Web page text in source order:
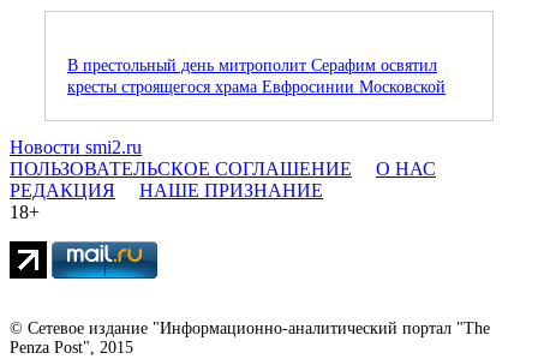
В престольный день митрополит Серафим освятил
кресты строящегося храма Евфросинии Московской
Новости smi2.ru
ПОЛЬЗОВАТЕЛЬСКОЕ СОГЛАШЕНИЕ
О НАС
РЕДАКЦИЯ
НАШЕ ПРИЗНАНИЕ
18+
© Сетевое издание "Информационно-аналитический портал "The
Penza Post", 2015